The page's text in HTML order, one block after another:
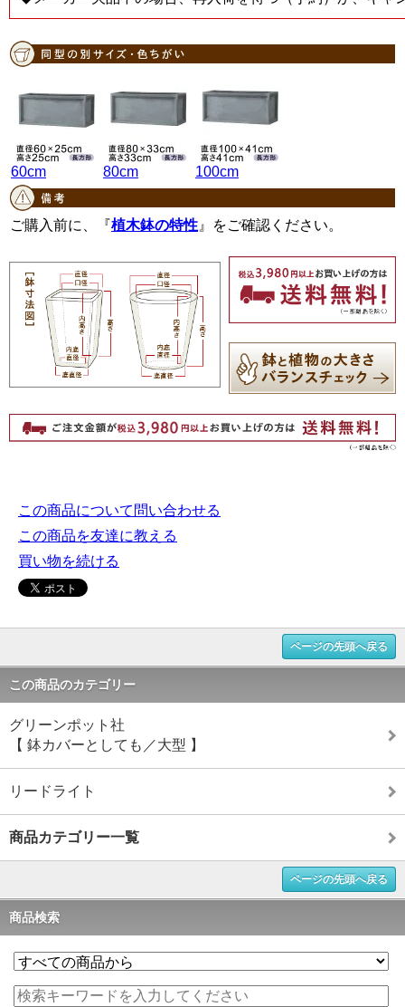
60cm 80cm 100cm
ご購入前に、『植木鉢の特性 』をご確認ください。
この商品について問い合わせる
この商品を友達に教える
買い物を続ける
ページの先頭へ戻る
この商品のカテゴリー
グリーンポット社
【 鉢カバーとしても／大型 】
リードライト
商品カテゴリー一覧
ページの先頭へ戻る
商品検索